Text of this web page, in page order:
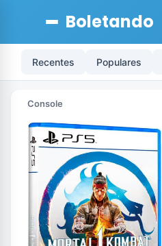
Boletando
Recentes Populares
Console